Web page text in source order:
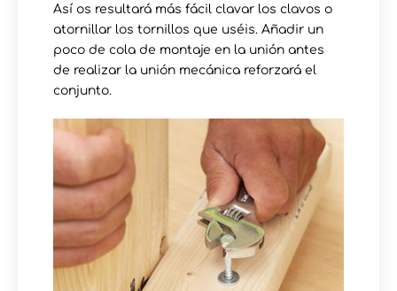
Así os resultará más fácil clavar los clavos o
atornillar los tornillos que uséis. Añadir un
poco de cola de montaje en la unión antes
de realizar la unión mecánica reforzará el
conjunto.